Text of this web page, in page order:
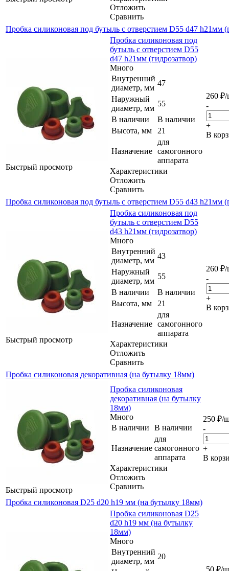
Отложить
Сравнить
Пробка силиконовая под бутыль с отверстием D55 d47 h21мм
Быстрый просмотр
Пробка силиконовая под
бутыль с отверстием D55
d47 h21мм (гидрозатвор)
Много
Внутренний
диаметр, мм
47
Наружный
диаметр, мм
55
В наличии
В наличии
Высота, мм
21
Назначение
для
самогонного
аппарата
Характеристики
Отложить
Сравнить
260 ₽/
-
+
В
Пробка силиконовая под бутыль с отверстием D55 d43 h21мм
Быстрый просмотр
Пробка силиконовая под
бутыль с отверстием D55
d43 h21мм (гидрозатвор)
Много
Внутренний
диаметр, мм
43
Наружный
диаметр, мм
55
В наличии
В наличии
Высота, мм
21
Назначение
для
самогонного
аппарата
Характеристики
Отложить
Сравнить
260 ₽/
-
+
В
Пробка силиконовая декоративная (на бутылку 18мм)
Быстрый просмотр
Пробка силиконовая
декоративная (на бутылку
18мм)
Много
В наличии
В наличии
Назначение
для
самогонного
аппарата
Характеристики
Отложить
Сравнить
250 ₽/
-
+
В
Пробка силиконовая D25 d20 h19 мм (на бутылку 18мм)
Пробка силиконовая D25
d20 h19 мм (на бутылку
18мм)
Много
Внутренний
диаметр, мм
20
50 ₽/